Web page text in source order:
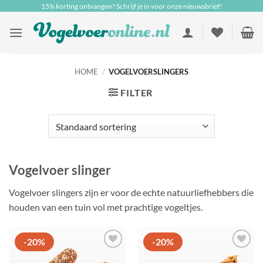
inhoud
15% korting ontvangen? Schrijf je in voor onze nieuwsbrief!
HOME / VOGELVOERSLINGERS
FILTER
Vogelvoer slinger
Vogelvoer slingers zijn er voor de echte natuurliefhebbers die
houden van een tuin vol met prachtige vogeltjes.
-20% -20%
Toevoegen